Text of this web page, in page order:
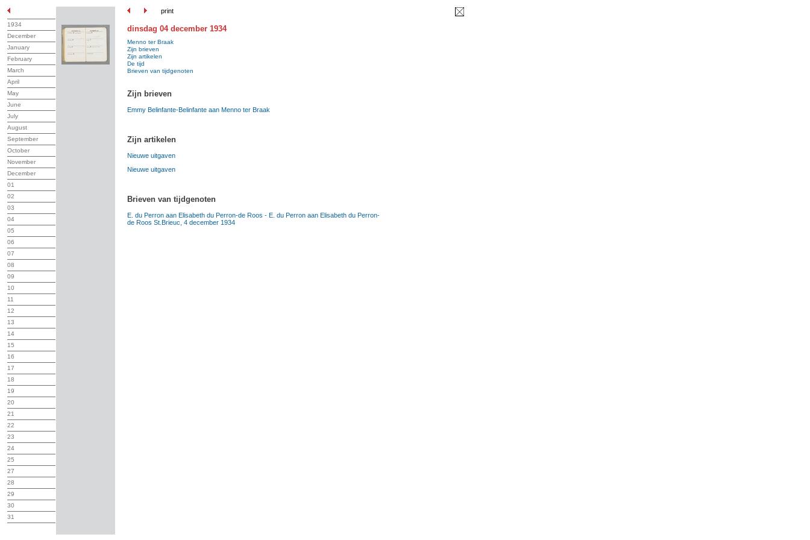
print
1934
December
January
February
March
April
May
June
July
August
September
October
November
December
01
02
03
04
05
06
07
08
09
10
11
12
13
14
15
16
17
18
19
20
21
22
23
24
25
27
28
29
30
31
dinsdag 04 december 1934
Menno ter Braak
Zijn brieven
Zijn artikelen
De tijd
Brieven van tijdgenoten
Zijn brieven
Emmy Belinfante-Belinfante aan Menno ter Braak
Zijn artikelen
Nieuwe uitgaven
Nieuwe uitgaven
Brieven van tijdgenoten
E. du Perron aan Elisabeth du Perron-de Roos - E. du Perron aan Elisabeth du Perron-
de Roos St.Brieuc, 4 december 1934